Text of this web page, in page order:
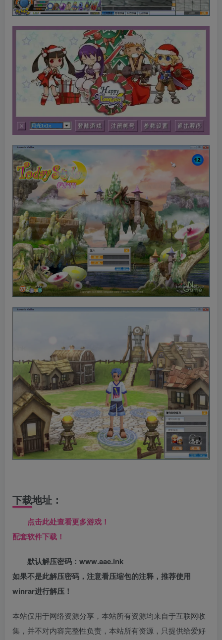
下载地址：
点击此处查看更多游戏！
配套软件下载！
默认解压密码：www.aae.ink
如果不是此解压密码，注意看压缩包的注释，推荐使用
winrar进行解压！
本站仅用于网络资源分享，本站所有资源均来自于互联网收
集，并不对内容完整性负责，本站所有资源，只提供给爱好